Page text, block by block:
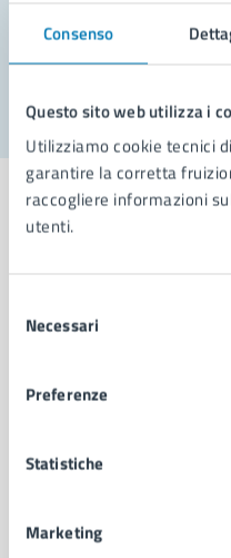
Consenso
Questo sito web utilizza i
Utilizziamo cookie tecnici
garantire la corretta
raccogliere informazioni
utenti.
delNecessari
Preferenze
Statistiche
Marketing
Segnala disservizio
Aree amministrative
Organi di governo
Uffici
Personale amministrativo